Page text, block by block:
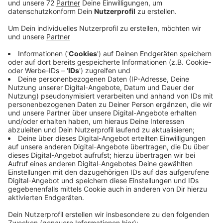
Sie senkt die Wassertemperatur im Klutenseebad
nochmal etwas weiter ab, außerdem wird der Betrieb
der Saunen eingeschränkt. Das Bad soll in Zukunft
auch stromsparender belüftet sein. Außerdem bleibt
an allen städtischen Gebäuden im Dunkeln ab sofort
die Außenbeleuchtung aus - auch die Stadtlandschaft
ist nicht mehr beleuchtet. Strombetriebene
Springbrunnen zum Beispiel in der Borg oder auf dem
Marktplatz bleiben ebenfalls aus. Die Stadt
Lüdinghausen leistet so Ihren Beitrag und bittet auch
Sie überall wo möglich Strom zu sparen. Die Stadt
sucht auch weitere Ideen noch mehr Strom
einzusparen und setzt dabei auf Ihre Mithilfe. Für die
besten fünf Vorschläge gibt's einen Lüdinghausen-